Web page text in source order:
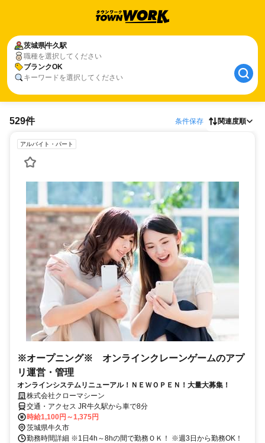
茨城県牛久駅
職種を選択してください
ブランクOK
キーワードを選択してください
529件 条件保存 関連度順
アルバイト・パート
※オープニング※ オンラインクレーンゲームのアプ
リ運営・管理
オンラインシステムリニューアル！ＮＥＷＯＰＥＮ！大量大募集！
株式会社クローマシーン
交通・アクセス JR牛久駅から車で8分
時給1,100円～1,375円
茨城県牛久市
勤務時間詳細 ※1日4h～8hの間で勤務ＯＫ！ ※週3日から勤務OK！